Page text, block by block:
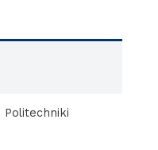
Politechniki